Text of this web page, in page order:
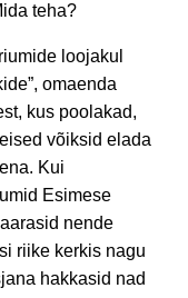
teha?
loojakul
omaenda
kus poolakad,
võiksid elada
Kui
Esimese
nende
riike kerkis nagu
hakkasid nad